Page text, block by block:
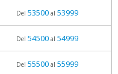
Del 53500al 53999
Del 54500al 54999
Del 55500al 55999